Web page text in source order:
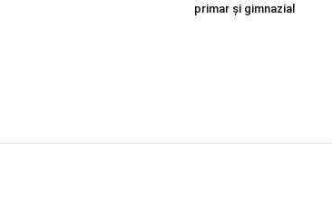
primar și gimnazial